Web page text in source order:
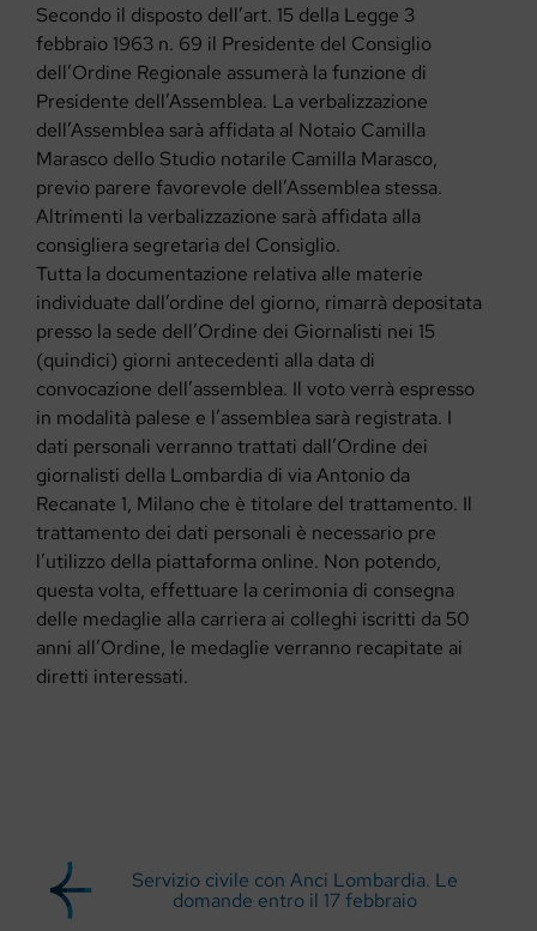
Secondo il disposto dell’art. 15 della Legge 3
febbraio 1963 n. 69 il Presidente del Consiglio
dell’Ordine Regionale assumerà la funzione di
Presidente dell’Assemblea. La verbalizzazione
dell’Assemblea sarà affidata al Notaio Camilla
Marasco dello Studio notarile Camilla Marasco,
previo parere favorevole dell’Assemblea stessa.
Altrimenti la verbalizzazione sarà affidata alla
consigliera segretaria del Consiglio.
Tutta la documentazione relativa alle materie
individuate dall’ordine del giorno, rimarrà depositata
presso la sede dell’Ordine dei Giornalisti nei 15
(quindici) giorni antecedenti alla data di
convocazione dell’assemblea. Il voto verrà espresso
in modalità palese e l’assemblea sarà registrata. I
dati personali verranno trattati dall’Ordine dei
giornalisti della Lombardia di via Antonio da
Recanate 1, Milano che è titolare del trattamento. Il
trattamento dei dati personali è necessario pre
l’utilizzo della piattaforma online. Non potendo,
questa volta, effettuare la cerimonia di consegna
delle medaglie alla carriera ai colleghi iscritti da 50
anni all’Ordine, le medaglie verranno recapitate ai
diretti interessati.
Servizio civile con Anci Lombardia. Le
domande entro il 17 febbraio